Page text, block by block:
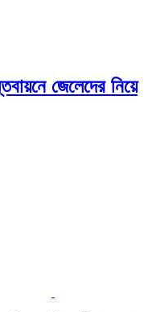
জেলেদের নিয়ে